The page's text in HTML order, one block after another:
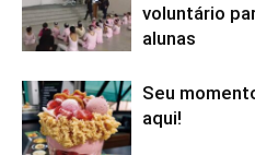
voluntário
alunas
Seu
aqui!